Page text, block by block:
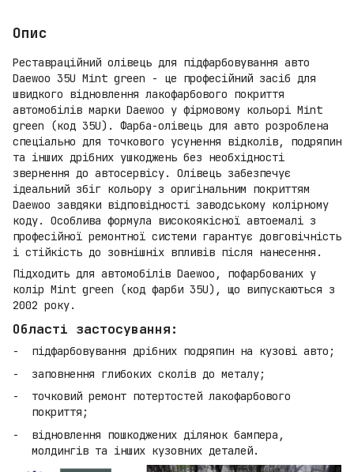
Опис
Реставраційний олівець для підфарбовування авто
Daewoo 35U Mint green - це професійний засіб для
швидкого відновлення лакофарбового покриття
автомобілів марки Daewoo у фірмовому кольорі Mint
green (код 35U). Фарба-олівець для авто розроблена
спеціально для точкового усунення відколів, подряпин
та інших дрібних ушкоджень без необхідності
звернення до автосервісу. Олівець забезпечує
ідеальний збіг кольору з оригінальним покриттям
Daewoo завдяки відповідності заводському колірному
коду. Особлива формула високоякісної автоемалі з
професійної ремонтної системи гарантує довговічність
і стійкість до зовнішніх впливів після нанесення.
Підходить для автомобілів Daewoo, пофарбованих у
колір Mint green (код фарби 35U), що випускаються з
2002 року.
Області застосування:
підфарбовування дрібних подряпин на кузові авто;
заповнення глибоких сколів до металу;
точковий ремонт потертостей лакофарбового
покриття;
відновлення пошкоджених ділянок бампера,
молдингів та інших кузовних деталей.